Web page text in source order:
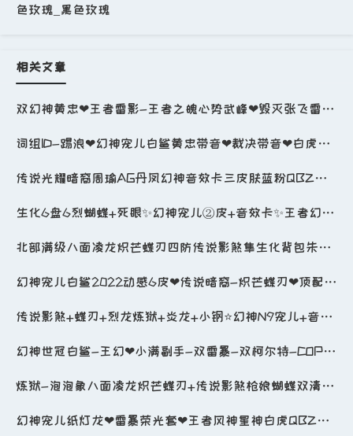
色玫瑰_黑色玫瑰
相关文章
双幻神黄忠❤王者雷影-王者之魄心势武峰❤毁灭张飞雷神虎将-6音卡❤四防-王者春❤6盘6烈蝴蝶死眼_穿越火线_电信区_四川一区_
词组ID-踢浪❤幻神宠儿白鲨黄忠带音❤裁决带音❤白虎朱雀QBZ世冠-王者星神白虎魄❤毁灭绿豆巅峰7音_穿越火线_网通区_北京一区_
传说光耀暗裔周瑜AG丹凤幻神音效卡三皮肤蓝粉QBZ荣光星神世冠AG套朱雀七冠军五音效卡6烈3盘3炼狱_穿越火线_网通区_山西一区_
生化6盘6烈蝴蝶+死眼✨幻神宠儿②皮+音效卡✨王者幻神✨COP-2✨夜魔套✨传说光耀+辉光✨QBZ_穿越火线_电信区_安徽一区_
北部满级八面凌龙炽芒蝶刃四防传说影煞隼生化背包朱雀玄武幻影蝴蝶小钢毒蜂双面清道夫传说破晓6盘6烈7手_穿越火线_网通区_河北一区_
幻神宠儿白鲨2022动感6皮❤传说暗裔-炽芒蝶刃❤顶配副手❤风势芳薇QBZ白鲨暗星青龙火魄霜心_穿越火线_网通区_黑龙江区_
传说影煞+蝶刃+烈龙炼狱+炎龙+小钢⭐幻神N9宠儿+音效卡+星神⭐USP神工+COP⭐白虎⭐艾莉莎_穿越火线_网通区_河南一区_
幻神世冠白鲨-王幻❤小满副手-双雷暴-双柯尔特-COPx4❤QBZ白鲨朱雀裁决毁灭音❤6烈蝴蝶❤影豹_穿越火线_电信区_重庆一区_
炼狱-泡泡象八面凌龙炽芒蝶刃+传说影煞枪娘蝴蝶双清道夫毒蜂+生化炽芒蝶刃6盘6烈+黑桃雷首发宙斯套_穿越火线_电信区_广东一区
幻神宠儿纸灯龙❤雷暴荣光套❤王者风神星神白虎QBZ❤蝶刃-隼-6盘烈❤满配挑战全装_穿越火线_网通区_北京一区_